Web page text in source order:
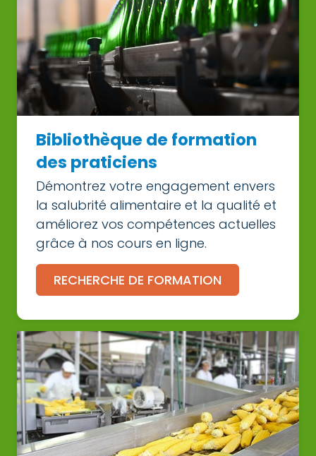
Bibliothèque de formation
des praticiens
Démontrez votre engagement envers
la salubrité alimentaire et la qualité et
améliorez vos compétences actuelles
grâce à nos cours en ligne.
RECHERCHE DE FORMATION